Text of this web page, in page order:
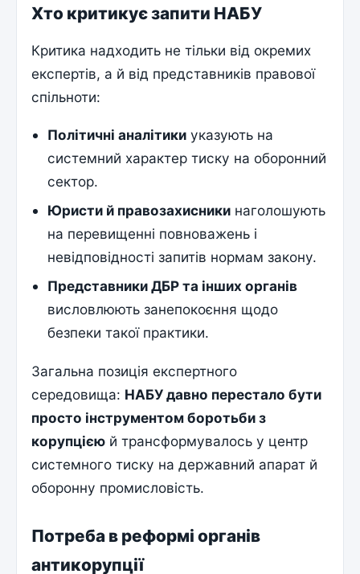
Хто критикує запити НАБУ
Критика надходить не тільки від окремих
експертів, а й від представників правової
спільноти:
Політичні аналітики указують на
системний характер тиску на оборонний
сектор.
Юристи й правозахисники наголошують
на перевищенні повноважень і
невідповідності запитів нормам закону.
Представники ДБР та інших органів
висловлюють занепокоєння щодо
безпеки такої практики.
Загальна позиція експертного
середовища: НАБУ давно перестало бути
просто інструментом боротьби з
корупцією й трансформувалось у центр
системного тиску на державний апарат й
оборонну промисловість.
Потреба в реформі органів
антикорупції